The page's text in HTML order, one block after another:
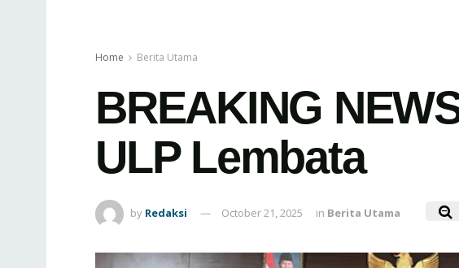
Home Berita Utama
BREAKING
ULP Lembata
by Redaksi October 21, 2025 in Berita Utama